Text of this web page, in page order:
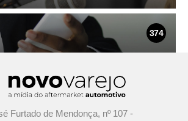
374
Furtado de Mendonça, nº 107 -